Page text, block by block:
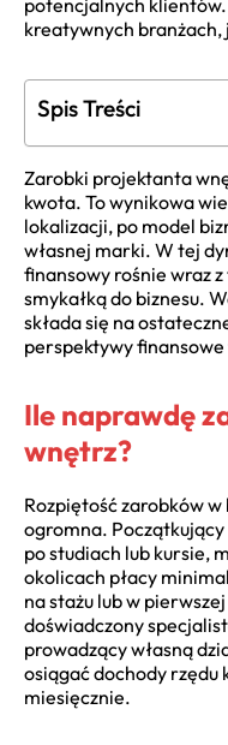
potencjalnych
kreatywnych branżach,
Spis Treści
Zarobki projektanta
kwota. To wynikowa
lokalizacji, po model
własnej marki. W tej
finansowy rośnie wraz
smykałką do biznesu.
składa się na
perspektywy
Ile naprawdę
wnętrz?
Rozpiętość zarobków
ogromna.
po studiach lub kursie,
okolicach płacy
na stażu lub w
doświadczony
prowadzący własną
osiągać dochody rzędu
miesięcznie.